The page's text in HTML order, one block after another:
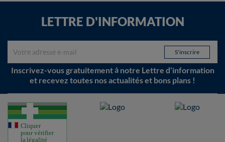
LETTRE D'INFORMATION
Inscrivez-vous gratuitement à notre Lettre d'information
et recevez toutes nos actualités et bons plans !